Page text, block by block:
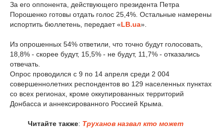
За его оппонента, действующего президента Петра
Порошенко готовы отдать голос 25,4%. Остальные намерены
испортить бюллетень, передает «LB.ua».
Из опрошенных 54% ответили, что точно будут голосовать,
18,8% - скорее будут, 15,5% - не будут, 11,7% - отказались
отвечать.
Опрос проводился с 9 по 14 апреля среди 2 004
совершеннолетних респондентов во 129 населенных пунктах
со всех регионах, кроме оккупированных территорий
Донбасса и аннексированного Россией Крыма.
Читайте также: Труханов назвал кто может